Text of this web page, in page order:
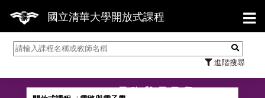
國立清華大學開放式課程
進階搜尋
【
10801 電路與電子學